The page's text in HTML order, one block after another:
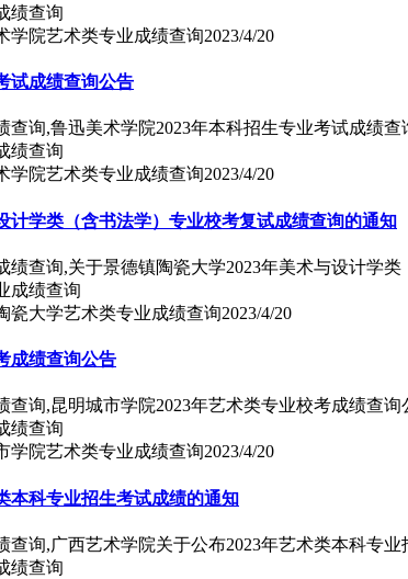
学院艺术类专业成绩查询2023/4/20
试成绩查询公告
查询,鲁迅美术学院2023年本科招生专业考试成绩查
学院艺术类专业成绩查询2023/4/20
计学类（含书法学）专业校考复试成绩查询的通知
绩查询,关于景德镇陶瓷大学2023年美术与设计学
瓷大学艺术类专业成绩查询2023/4/20
成绩查询公告
查询,昆明城市学院2023年艺术类专业校考成绩查询
学院艺术类专业成绩查询2023/4/20
本科专业招生考试成绩的通知
查询,广西艺术学院关于公布2023年艺术类本科专